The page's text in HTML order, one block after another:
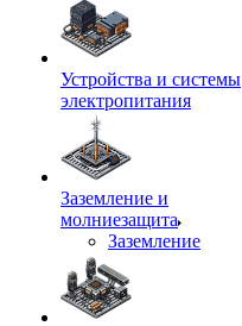
Устройства и системы
электропитания
Заземление и
молниезащита
Заземление